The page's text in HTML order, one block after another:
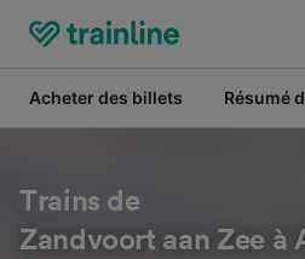
Acheter des billets Résumé
Trains de
Zandvoort aan Zee à